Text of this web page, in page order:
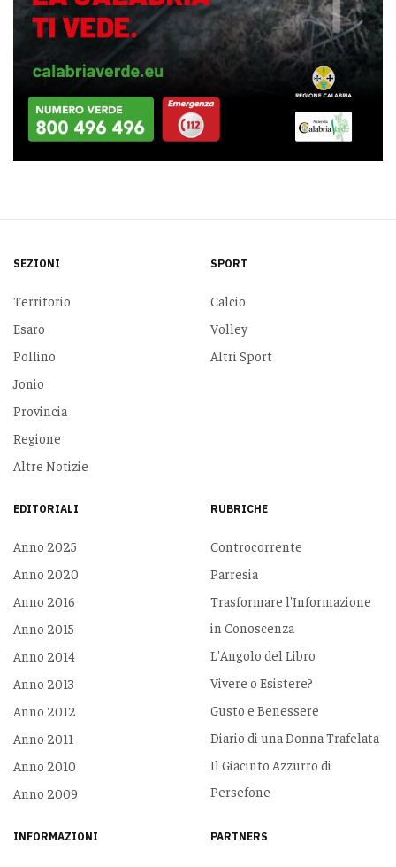
SEZIONI
Territorio
Esaro
Pollino
Jonio
Provincia
Regione
Altre Notizie
SPORT
Calcio
Volley
Altri Sport
EDITORIALI
Anno 2025
Anno 2020
Anno 2016
Anno 2015
Anno 2014
Anno 2013
Anno 2012
Anno 2011
Anno 2010
Anno 2009
RUBRICHE
Controcorrente
Parresia
Trasformare l'Informazione
in Conoscenza
L'Angolo del Libro
Vivere o Esistere?
Gusto e Benessere
Diario di una Donna Trafelata
Il Giacinto Azzurro di
Persefone
INFORMAZIONI PARTNERS